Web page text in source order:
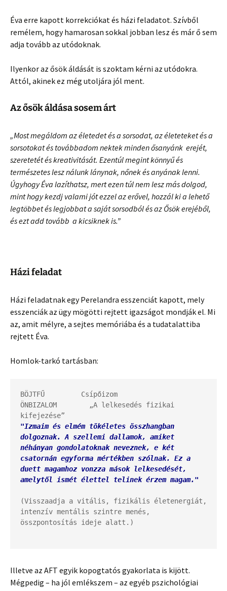
Éva erre kapott korrekciókat és házi feladatot. Szívből
remélem, hogy hamarosan sokkal jobban lesz és már ő sem
adja tovább az utódoknak.
Ilyenkor az ősök áldását is szoktam kérni az utódokra.
Attól, akinek ez még utoljára jól ment.
Az ősök áldása sosem árt
„Most megáldom az életedet és a sorsodat, az életeteket és a
sorsotokat és továbbadom nektek minden ősanyánk erejét,
szeretetét és kreativitását. Ezentúl megint könnyű és
természetes lesz nálunk lánynak, nőnek és anyának lenni.
Úgyhogy Éva lazíthatsz, mert ezen túl nem lesz más dolgod,
mint hogy kezdj valami jót ezzel az erővel, hozzál ki a lehető
legtöbbet és legjobbat a saját sorsodból és az Ősök erejéből,
és ezt add tovább a kicsiknek is.”
Házi feladat
Házi feladatnak egy Perelandra esszenciát kapott, mely
esszenciák az ügy mögötti rejtett igazságot mondják el. Mi
az, amit mélyre, a sejtes memóriába és a tudatalattiba
rejtett Éva.
Homlok-tarkó tartásban:
BÖJTFŰ         Csípőizom
ÖNBIZALOM        „A lelkesedés fizikai
"Izmaim és elmém tökéletes összhangban
dolgoznak. A szellemi dallamok, amiket
néhányan gondolatoknak neveznek, e két
csatornán egyforma mértékben szólnak. Ez a
duett magamhoz vonzza mások lelkesedését,
amelytől ismét élettel telinek érzem magam."
(Visszaadja a vitális, fizikális életenergiát,
intenzív mentális szintre menés,
összpontosítás ideje alatt.)
Illetve az AFT egyik kopogtatós gyakorlata is kijött.
Mégpedig – ha jól emlékszem – az egyéb pszichológiai